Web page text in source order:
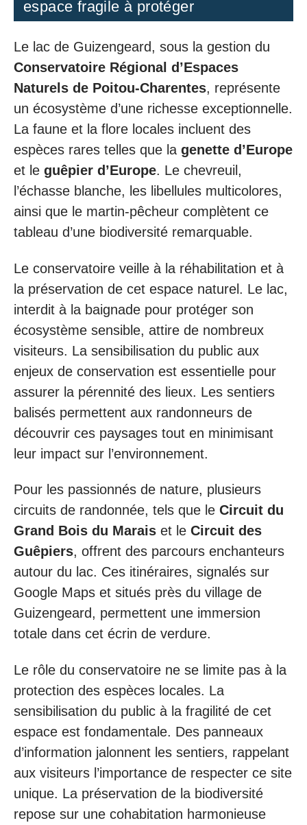
espace fragile à protéger
Le lac de Guizengeard, sous la gestion du
Conservatoire Régional d’Espaces
Naturels de Poitou-Charentes, représente
un écosystème d’une richesse exceptionnelle.
La faune et la flore locales incluent des
espèces rares telles que la genette d’Europe
et le guêpier d’Europe. Le chevreuil,
l’échasse blanche, les libellules multicolores,
ainsi que le martin-pêcheur complètent ce
tableau d’une biodiversité remarquable.
Le conservatoire veille à la réhabilitation et à
la préservation de cet espace naturel. Le lac,
interdit à la baignade pour protéger son
écosystème sensible, attire de nombreux
visiteurs. La sensibilisation du public aux
enjeux de conservation est essentielle pour
assurer la pérennité des lieux. Les sentiers
balisés permettent aux randonneurs de
découvrir ces paysages tout en minimisant
leur impact sur l’environnement.
Pour les passionnés de nature, plusieurs
circuits de randonnée, tels que le Circuit du
Grand Bois du Marais et le Circuit des
Guêpiers, offrent des parcours enchanteurs
autour du lac. Ces itinéraires, signalés sur
Google Maps et situés près du village de
Guizengeard, permettent une immersion
totale dans cet écrin de verdure.
Le rôle du conservatoire ne se limite pas à la
protection des espèces locales. La
sensibilisation du public à la fragilité de cet
espace est fondamentale. Des panneaux
d’information jalonnent les sentiers, rappelant
aux visiteurs l’importance de respecter ce site
unique. La préservation de la biodiversité
repose sur une cohabitation harmonieuse